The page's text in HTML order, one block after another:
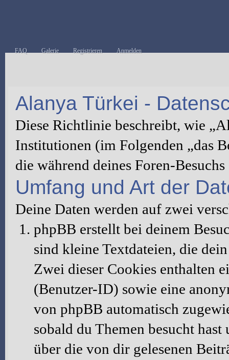
FAQ Galerie Registrieren Anmelden
Alanya Türkei -
Diese Richtlinie beschreibt, wie
Institutionen (im Folgenden „das
die während deines Foren-
Umfang und Art der
Deine Daten werden auf zwei
phpBB erstellt bei deinem
sind kleine Textdateien, die
Zwei dieser Cookies enthalten
(Benutzer-ID) sowie eine
von phpBB automatisch
sobald du Themen besucht
über die von dir gelesenen